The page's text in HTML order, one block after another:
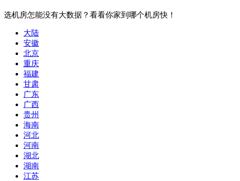
选机房怎能没有大数据？看看你家到哪个机房快！
大陆
安徽
北京
重庆
福建
甘肃
广东
广西
贵州
海南
河北
河南
湖北
湖南
江苏